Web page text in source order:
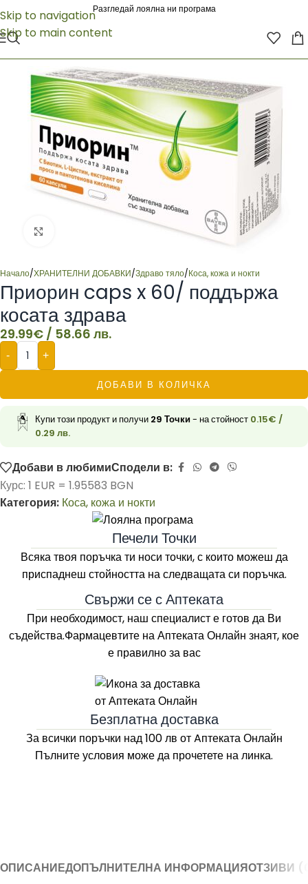
Skip to navigation
Skip to main content
Разгледай лоялна ни програма
Начало/ХРАНИТЕЛНИ ДОБАВКИ/Здраво тяло/Коса, кожа и нокти
Приорин caps x 60/ поддържа
косата здрава
29.99€ / 58.66 лв.
- +
ДОБАВИ В КОЛИЧКА
Купи този продукт и получи 29 Точки- на стойност 0.15€ /
0.29 лв.
Добави в любимиСподели в:
Курс: 1 EUR = 1.95583 BGN
Категория: Коса, кожа и нокти
Печели Точки
Всяка твоя поръчка ти носи точки, с които можеш да
приспаднеш стойността на следващата си поръчка.
Свържи се с Аптеката
При необходимост, наш специалист е готов да Ви
съдейства.Фармацевтите наАптеката Онлайн знаят, кое
е правилно за вас
Безплатна доставка
За всички поръчки над 100 лв от Aптеката Онлайн
Пълните условия може да прочетете на линка.
ОПИСАНИЕДОПЪЛНИТЕЛНА ИНФОРМАЦИЯОТЗИВИ